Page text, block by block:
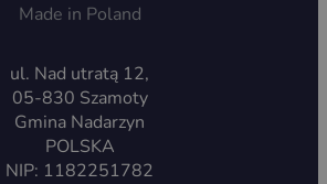
Made in Poland
ul. Nad utratą 12,
05-830 Szamoty
Gmina Nadarzyn
POLSKA
NIP: 1182251782